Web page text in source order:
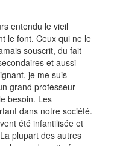
entendu le vieil
le font. Ceux qui ne le
souscrit, du fait
et aussi
je me suis
grand professeur
besoin. Les
dans notre société.
été infantilisée et
plupart des autres